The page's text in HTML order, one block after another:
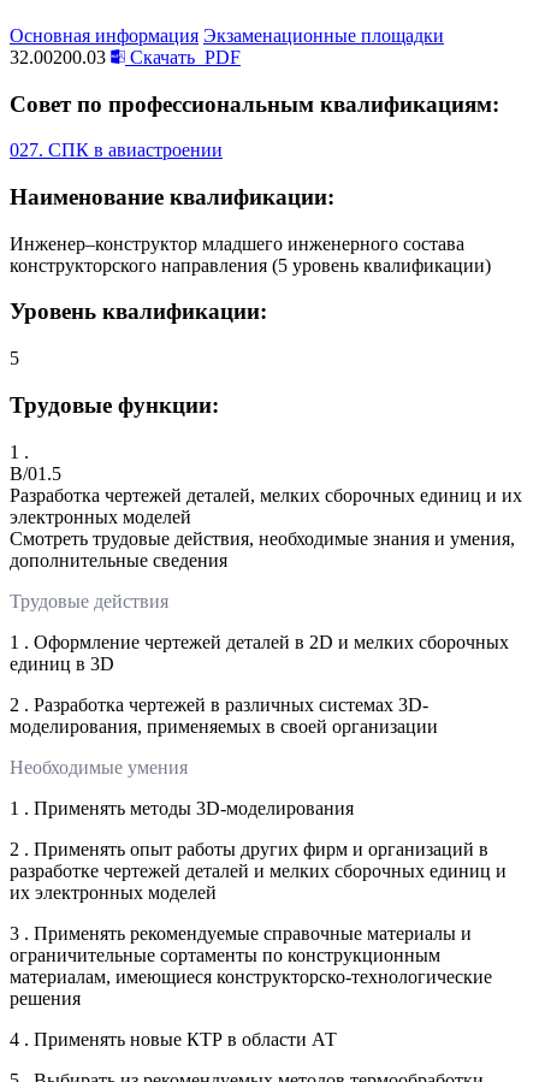
Основная информация Экзаменационные площадки
32.00200.03
Скачать PDF
Совет по профессиональным квалификациям:
027. СПК в авиастроении
Наименование квалификации:
Инженер–конструктор младшего инженерного состава
конструкторского направления (5 уровень квалификации)
Уровень квалификации:
5
Трудовые функции:
1 .
B/01.5
Разработка чертежей деталей, мелких сборочных единиц и их
электронных моделей
Смотреть трудовые действия, необходимые знания и умения,
дополнительные сведения
Трудовые действия
1 . Оформление чертежей деталей в 2D и мелких сборочных
единиц в 3D
2 . Разработка чертежей в различных системах 3D-
моделирования, применяемых в своей организации
Необходимые умения
1 . Применять методы 3D-моделирования
2 . Применять опыт работы других фирм и организаций в
разработке чертежей деталей и мелких сборочных единиц и
их электронных моделей
3 . Применять рекомендуемые справочные материалы и
ограничительные сортаменты по конструкционным
материалам, имеющиеся конструкторско-технологические
решения
4 . Применять новые КТР в области АТ